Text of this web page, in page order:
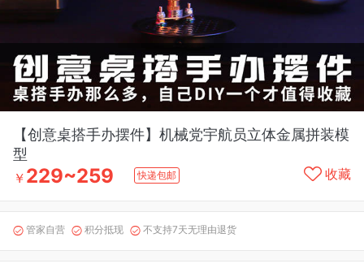
【创意桌搭手办摆件】机械党宇航员立体金属拼装模
型
￥ 229~259 快递包邮 收藏
 管家自营  积分抵现  不支持7天无理由退货